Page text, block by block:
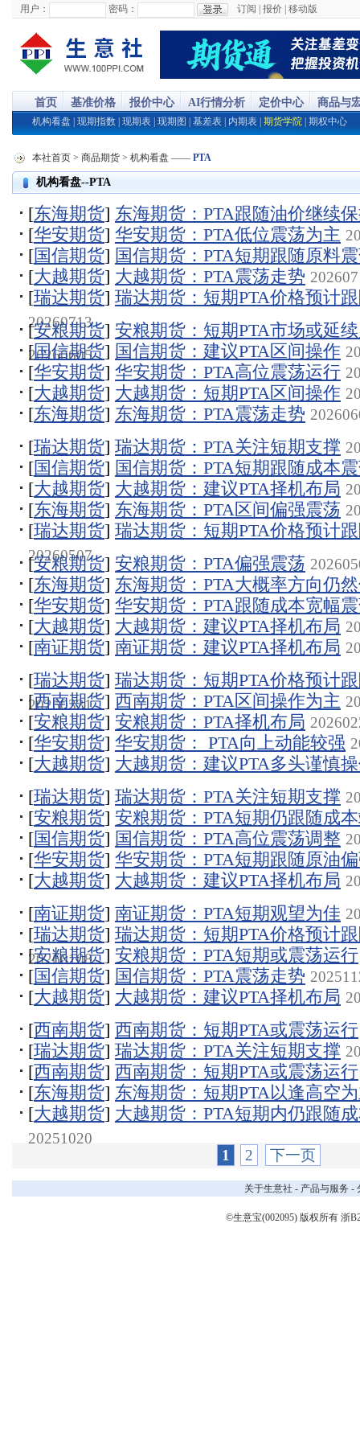
用户： 密码： 订阅 报价 移动版
首页 基准价格 报价中心 AI行情分析 定价中心 商品与
机构看盘 现期指数 现期表 现期图 基差表 内期表 期货学院 期权中心
本社首页 > 商品期货 > 机构看盘 —— PTA
机构看盘--PTA
[东海期货] 东海期货：PTA跟随油价继续
[华安期货] 华安期货：PTA低位震荡为主
[国信期货] 国信期货：PTA短期跟随原料
[大越期货] 大越期货：PTA震荡走势
[瑞达期货] 瑞达期货：短期PTA价格预计
20260713
[安粮期货] 安粮期货：短期PTA市场或延
20260605
[国信期货] 国信期货：建议PTA区间操作
[华安期货] 华安期货：PTA高位震荡运行
[大越期货] 大越期货：短期PTA区间操作
[东海期货] 东海期货：PTA震荡走势
[瑞达期货] 瑞达期货：PTA关注短期支撑
[国信期货] 国信期货：PTA短期跟随成本
[大越期货] 大越期货：建议PTA择机布局
[东海期货] 东海期货：PTA区间偏强震荡
[瑞达期货] 瑞达期货：短期PTA价格预计
20260507
[安粮期货] 安粮期货：PTA偏强震荡
[东海期货] 东海期货：PTA大概率方向仍
[华安期货] 华安期货：PTA跟随成本宽幅
[大越期货] 大越期货：建议PTA择机布局
[南证期货] 南证期货：建议PTA择机布局
[瑞达期货] 瑞达期货：短期PTA价格预计
20260331
[西南期货] 西南期货：PTA区间操作为主
[安粮期货] 安粮期货：PTA择机布局
[华安期货] 华安期货： PTA向上动能较强
[大越期货] 大越期货：建议PTA多头谨慎
[瑞达期货] 瑞达期货：PTA关注短期支撑
[安粮期货] 安粮期货：PTA短期仍跟随成
[国信期货] 国信期货：PTA高位震荡调整
[华安期货] 华安期货：PTA短期跟随原油
[大越期货] 大越期货：建议PTA择机布局
[南证期货] 南证期货：PTA短期观望为佳
[瑞达期货] 瑞达期货：短期PTA价格预计
20260108
[安粮期货] 安粮期货：PTA短期或震荡运行
[国信期货] 国信期货：PTA震荡走势
[大越期货] 大越期货：建议PTA择机布局
[西南期货] 西南期货：短期PTA或震荡运行
[瑞达期货] 瑞达期货：PTA关注短期支撑
[西南期货] 西南期货：短期PTA或震荡运行
[东海期货] 东海期货：短期PTA以逢高空
[大越期货] 大越期货：PTA短期内仍跟随
20251020
1
2 下一页
关于生意社 - 产品与服务 -
©生意宝(002095) 版权所有 浙